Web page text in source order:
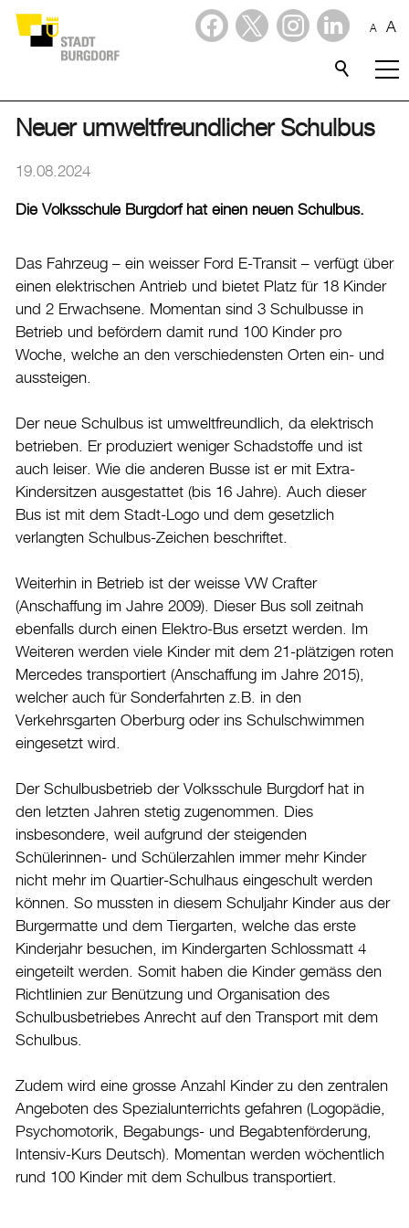
A A
Stadtporträt
Verwaltung & Politik
Wirtschaft
Aktuelles
Aktuelles
Amtliche Publikationen
Medienmitteilungen
Burgdorf baut
Home
Öffnungszeiten & Kontakt
Veranstaltungskalender
Stadtplan
Drucken
Login
Neuer umweltfreundlicher Schulbus
19.08.2024
Die Volksschule Burgdorf hat einen neuen Schulbus.
Das Fahrzeug – ein weisser Ford E-Transit – verfügt über
einen elektrischen Antrieb und bietet Platz für 18 Kinder
und 2 Erwachsene. Momentan sind 3 Schulbusse in
Betrieb und befördern damit rund 100 Kinder pro
Woche, welche an den verschiedensten Orten ein- und
aussteigen.
Der neue Schulbus ist umweltfreundlich, da elektrisch
betrieben. Er produziert weniger Schadstoffe und ist
auch leiser. Wie die anderen Busse ist er mit Extra-
Kindersitzen ausgestattet (bis 16 Jahre). Auch dieser
Bus ist mit dem Stadt-Logo und dem gesetzlich
verlangten Schulbus-Zeichen beschriftet.
Weiterhin in Betrieb ist der weisse VW Crafter
(Anschaffung im Jahre 2009). Dieser Bus soll zeitnah
ebenfalls durch einen Elektro-Bus ersetzt werden. Im
Weiteren werden viele Kinder mit dem 21-plätzigen roten
Mercedes transportiert (Anschaffung im Jahre 2015),
welcher auch für Sonderfahrten z.B. in den
Verkehrsgarten Oberburg oder ins Schulschwimmen
eingesetzt wird.
Der Schulbusbetrieb der Volksschule Burgdorf hat in
den letzten Jahren stetig zugenommen. Dies
insbesondere, weil aufgrund der steigenden
Schülerinnen- und Schülerzahlen immer mehr Kinder
nicht mehr im Quartier-Schulhaus eingeschult werden
können. So mussten in diesem Schuljahr Kinder aus der
Burgermatte und dem Tiergarten, welche das erste
Kinderjahr besuchen, im Kindergarten Schlossmatt 4
eingeteilt werden. Somit haben die Kinder gemäss den
Richtlinien zur Benützung und Organisation des
Schulbusbetriebes Anrecht auf den Transport mit dem
Schulbus.
Zudem wird eine grosse Anzahl Kinder zu den zentralen
Angeboten des Spezialunterrichts gefahren (Logopädie,
Psychomotorik, Begabungs- und Begabtenförderung,
Intensiv-Kurs Deutsch). Momentan werden wöchentlich
rund 100 Kinder mit dem Schulbus transportiert.